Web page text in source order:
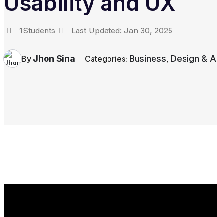
1Students Last Updated: Jan 30, 2025
By Jhon Sina Categories: Business, Design &